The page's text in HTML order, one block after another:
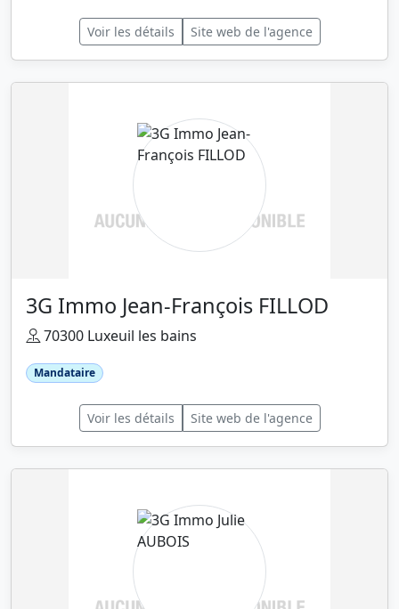
Voir les détails Site web de l'agence
3G Immo Jean-François FILLOD
70300 Luxeuil les bains
Mandataire
Voir les détails Site web de l'agence